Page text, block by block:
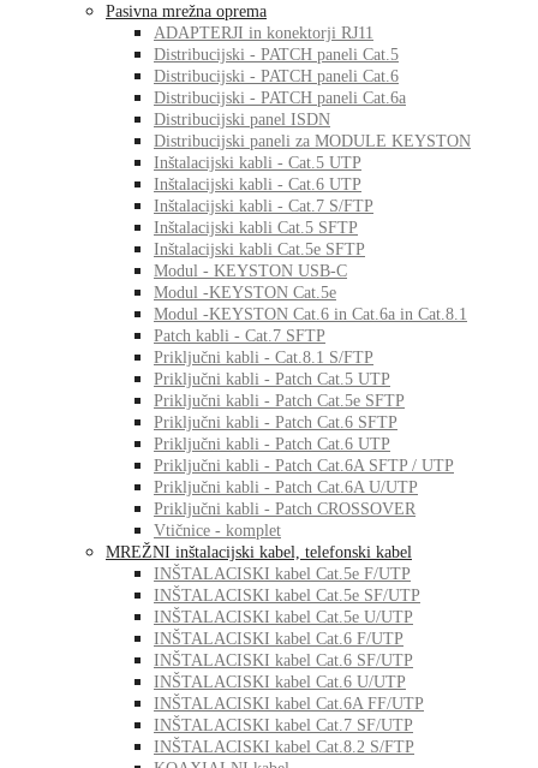
Pasivna mrežna oprema
ADAPTERJI in konektorji RJ11
Distribucijski - PATCH paneli Cat.5
Distribucijski - PATCH paneli Cat.6
Distribucijski - PATCH paneli Cat.6a
Distribucijski panel ISDN
Distribucijski paneli za MODULE KEYSTON
Inštalacijski kabli - Cat.5 UTP
Inštalacijski kabli - Cat.6 UTP
Inštalacijski kabli - Cat.7 S/FTP
Inštalacijski kabli Cat.5 SFTP
Inštalacijski kabli Cat.5e SFTP
Modul - KEYSTON USB-C
Modul -KEYSTON Cat.5e
Modul -KEYSTON Cat.6 in Cat.6a in Cat.8.1
Patch kabli - Cat.7 SFTP
Priključni kabli - Cat.8.1 S/FTP
Priključni kabli - Patch Cat.5 UTP
Priključni kabli - Patch Cat.5e SFTP
Priključni kabli - Patch Cat.6 SFTP
Priključni kabli - Patch Cat.6 UTP
Priključni kabli - Patch Cat.6A SFTP / UTP
Priključni kabli - Patch Cat.6A U/UTP
Priključni kabli - Patch CROSSOVER
Vtičnice - komplet
MREŽNI inštalacijski kabel, telefonski kabel
INŠTALACISKI kabel Cat.5e F/UTP
INŠTALACISKI kabel Cat.5e SF/UTP
INŠTALACISKI kabel Cat.5e U/UTP
INŠTALACISKI kabel Cat.6 F/UTP
INŠTALACISKI kabel Cat.6 SF/UTP
INŠTALACISKI kabel Cat.6 U/UTP
INŠTALACISKI kabel Cat.6A FF/UTP
INŠTALACISKI kabel Cat.7 SF/UTP
INŠTALACISKI kabel Cat.8.2 S/FTP